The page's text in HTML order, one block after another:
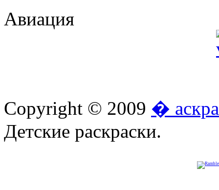
Авиация
Copyright © 2009 �
Детские раскраски.